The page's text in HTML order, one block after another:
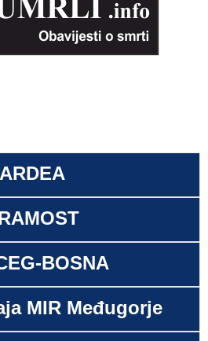
ARDEA
BOSNA
MIR Međugorje